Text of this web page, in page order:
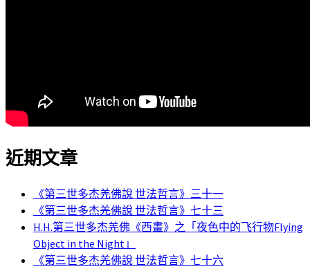
近期文章
《第三世多杰羌佛說 世法哲言》三十一
《第三世多杰羌佛說 世法哲言》七十三
H.H.第三世多杰羌佛《西畫》之「夜色中的飞行物Flying
Object in the Night」
《第三世多杰羌佛說 世法哲言》七十六